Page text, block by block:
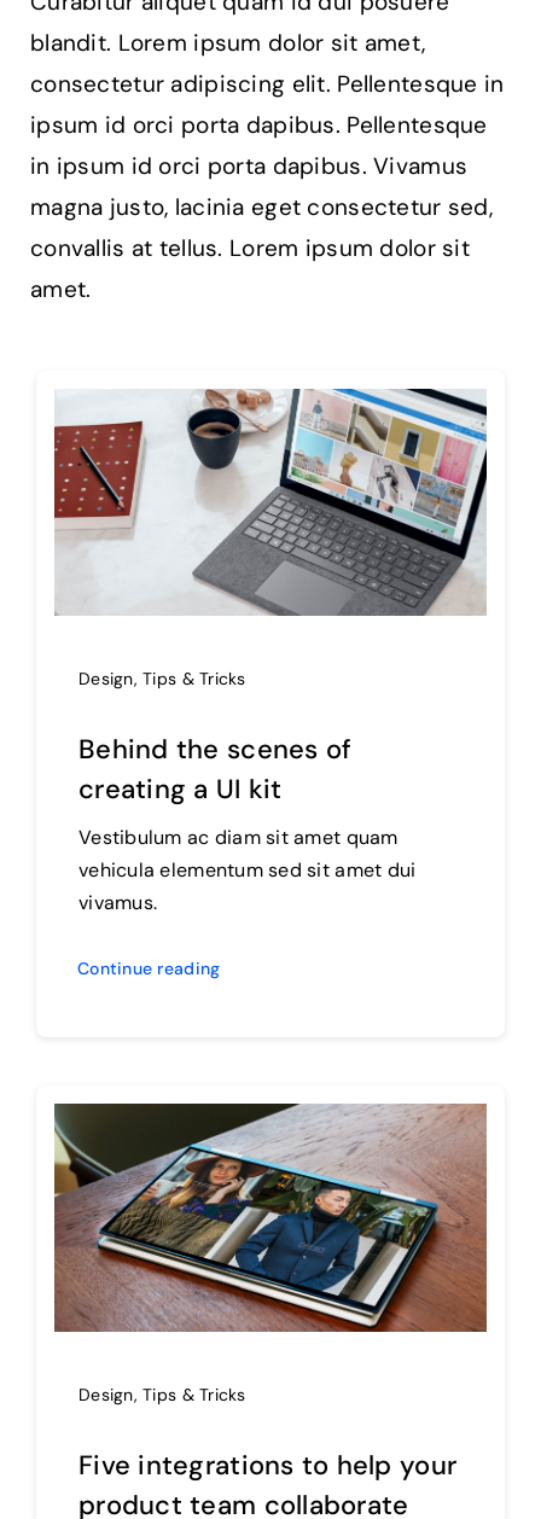
blandit. Lorem ipsum dolor sit amet,
consectetur adipiscing elit. Pellentesque in
ipsum id orci porta dapibus. Pellentesque
in ipsum id orci porta dapibus. Vivamus
magna justo, lacinia eget consectetur sed,
convallis at tellus. Lorem ipsum dolor sit
amet.
Design,Tips & Tricks
Behind the scenes of
creating a UI kit
Vestibulum ac diam sit amet quam
vehicula elementum sed sit amet dui
vivamus.
Continue reading
Design,Tips & Tricks
Five integrations to help your
product team collaborate